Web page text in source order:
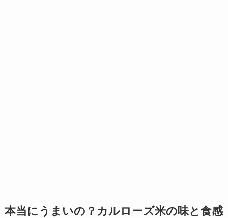
本当にうまいの？カルローズ米の味と食感